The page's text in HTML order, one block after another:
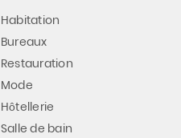
Habitation
Bureaux
Restauration
Mode
Hôtellerie
Salle de bain